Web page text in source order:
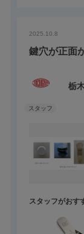
2025.10.8
鍵穴が正面
栃
スタッフがおす